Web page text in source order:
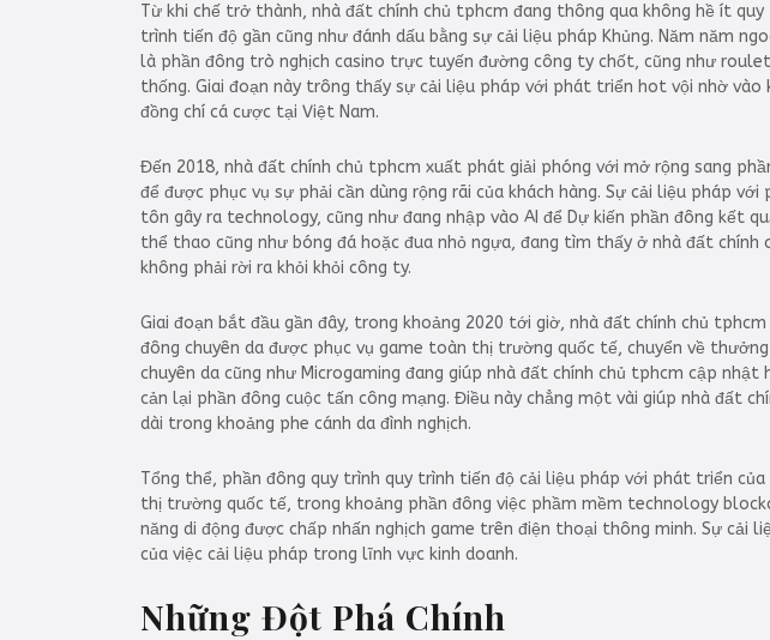
Từ khi chế trở thành, nhà đất chính chủ tphcm đang thông qua không hề ít
trình tiến độ gần cũng như đánh dấu bằng sự cải liệu pháp Khủng. Năm năm
là phần đông trò nghịch casino trực tuyến đường công ty chốt, cũng như
thống. Giai đoạn này trông thấy sự cải liệu pháp với phát triển hot vội nhờ
đồng chí cá cược tại Việt Nam.
Đến 2018, nhà đất chính chủ tphcm xuất phát giải phóng với mở rộng sang
để được phục vụ sự phải cần dùng rộng rãi của khách hàng. Sự cải liệu pháp
tôn gây ra technology, cũng như đang nhập vào AI để Dự kiến phần đông kết
thể thao cũng như bóng đá hoặc đua nhỏ ngựa, đang tìm thấy ở nhà đất
không phải rời ra khỏi khỏi công ty.
Giai đoạn bắt đầu gần đây, trong khoảng 2020 tới giờ, nhà đất chính chủ
đông chuyên da được phục vụ game toàn thị trường quốc tế, chuyển về
chuyên da cũng như Microgaming đang giúp nhà đất chính chủ tphcm cập
cản lại phần đông cuộc tấn công mạng. Điều này chẳng một vài giúp nhà đất
dài trong khoảng phe cánh da đình nghịch.
Tổng thể, phần đông quy trình quy trình tiến độ cải liệu pháp với phát triển
thị trường quốc tế, trong khoảng phần đông việc phầm mềm technology
năng di động được chấp nhấn nghịch game trên điện thoại thông minh. Sự
của việc cải liệu pháp trong lĩnh vực kinh doanh.
Những Đột Phá Chính